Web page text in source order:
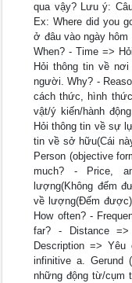
qua vậy? Lưu ý:
Ex: Where did you
ở đâu vào ngày hôm
When? - Time =>
Hỏi thông tin về
người. Why? -
cách thức, hình
vật/ý kiến/hành
Hỏi thông tin về sự
tin về sở hữu(Cái
Person (objective
much? - Price,
lượng(Không đếm
về lượng(Đếm
How often? -
far? - Distance
Description =>
infinitive a. Gerund
những động từ/cụm